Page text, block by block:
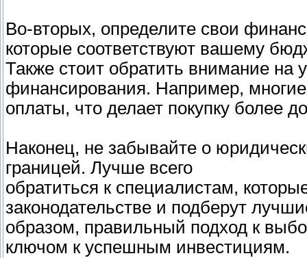
Во-вторых, определите свои
которые соответствуют вашему
Также стоит обратить внимание
финансирования. Например,
оплаты, что делает покупку более
Наконец, не забывайте о
границей. Лучше всего
обратиться к специалистам,
законодательстве и подберут
образом, правильный подход к
ключом к успешным инвестициям.